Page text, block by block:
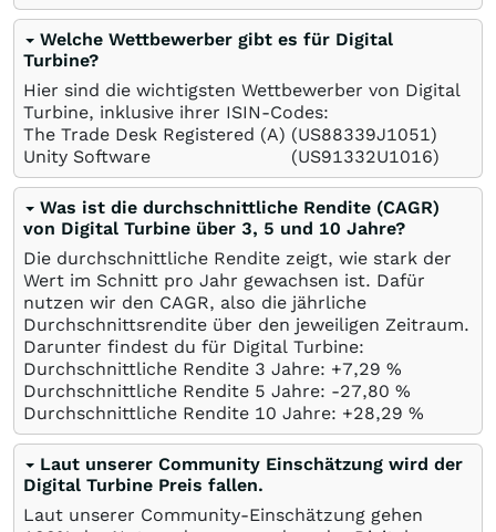
Welche Wettbewerber gibt es für Digital
Turbine?
Hier sind die wichtigsten Wettbewerber von Digital
Turbine, inklusive ihrer ISIN-Codes:
The Trade Desk Registered (A) (US88339J1051)
Unity Software
(US91332U1016)
Was ist die durchschnittliche Rendite (CAGR)
von Digital Turbine über 3, 5 und 10 Jahre?
Die durchschnittliche Rendite zeigt, wie stark der
Wert im Schnitt pro Jahr gewachsen ist. Dafür
nutzen wir den CAGR, also die jährliche
Durchschnittsrendite über den jeweiligen Zeitraum.
Darunter findest du für Digital Turbine:
Durchschnittliche Rendite 3 Jahre: +7,29 %
Durchschnittliche Rendite 5 Jahre: -27,80 %
Durchschnittliche Rendite 10 Jahre: +28,29 %
Laut unserer Community Einschätzung wird der
Digital Turbine Preis fallen.
Laut unserer Community-Einschätzung gehen